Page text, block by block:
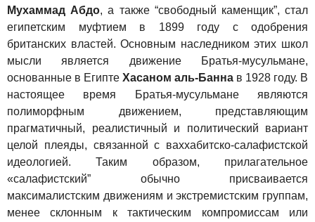
Мухаммад Абдо, а также “свободный каменщик”, стал
египетским муфтием в 1899 году с одобрения
британских властей. Основным наследником этих школ
мысли является движение Братья-мусульмане,
основанные в Египте Хасаном аль-Банна в 1928 году. В
настоящее время Братья-мусульмане являются
полиморфным движением, представляющим
прагматичный, реалистичный и политический вариант
целой плеяды, связанной с ваххабитско-салафистской
идеологией. Таким образом, прилагательное
«салафистский” обычно присваивается
максималистским движениям и экстремистским группам,
менее склонным к тактическим компромиссам или